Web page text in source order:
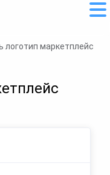
логотип маркетплейс